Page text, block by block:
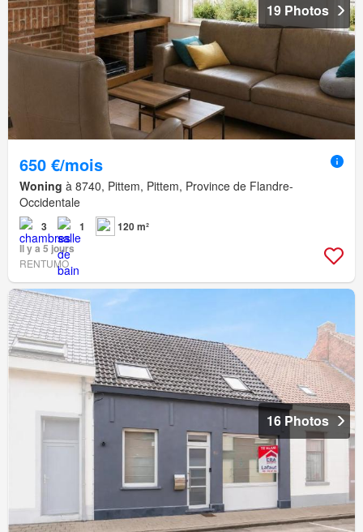
19 Photos
650 €/mois
Woning à 8740, Pittem, Pittem, Province de Flandre-
Occidentale
3 1
120 m²
Il y a 5 jours
RENTUMO
16 Photos